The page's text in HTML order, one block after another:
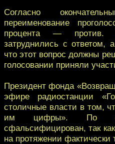
Согласно
переименование
процента — против.
затруднились с ответом,
что этот вопрос должны
голосовании приняли
Президент фонда
эфире радиостанции
столичные власти в том,
им цифры». По
сфальсифицирован, так
на протяжении фактически